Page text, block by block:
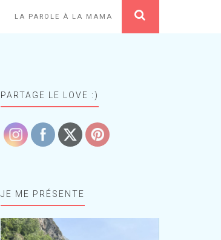
LA PAROLE À LA MAMA
PARTAGE LE LOVE :)
JE ME PRÉSENTE